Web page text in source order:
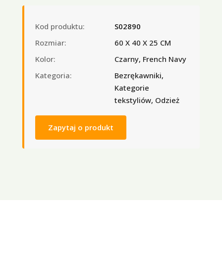
Kod produktu:
S02890
Rozmiar:
60 X 40 X 25 CM
Kolor:
Czarny, French Navy
Kategoria:
Bezrękawniki,
Kategorie
tekstyliów, Odzież
Zapytaj o produkt